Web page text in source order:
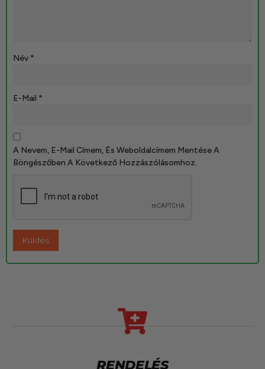
Név *
E-Mail *
A Nevem, E-Mail Címem, És Weboldalcímem Mentése A
Böngészőben A Következő Hozzászólásomhoz.
RENDELÉS